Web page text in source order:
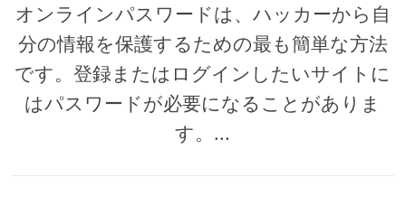
オンラインパスワードは、ハッカーから自
分の情報を保護するための最も簡単な方法
です。登録またはログインしたいサイトに
はパスワードが必要になることがありま
す。...